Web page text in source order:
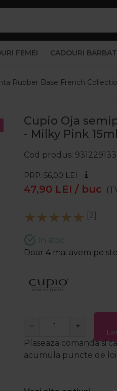
FEMEI CADOURI
Rubber Base French
Cupio Oja
- Milky Pink 15ml
Cod produs 931229133
PRP: 56,00 LEI
47,90 LEI / buc
[2]
In stoc
Doar 4 mai avem pe
− +
Plaseaza comanda si
acumula puncte de